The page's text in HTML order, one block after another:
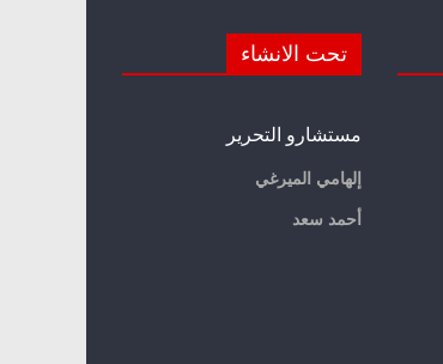
تحت الانشاء
مستشارو التحرير
إلهامي الميرغي
أحمد سعد